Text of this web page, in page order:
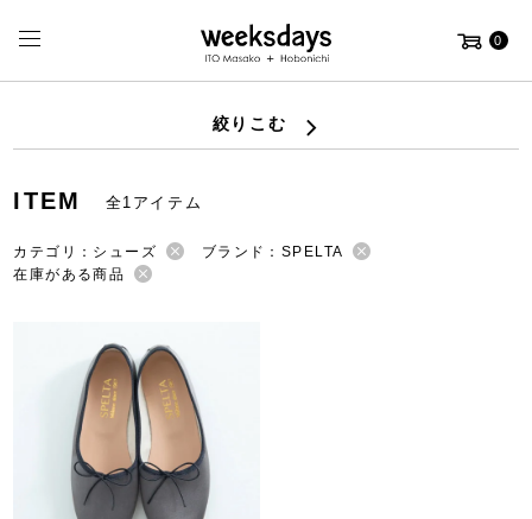
0
絞りこむ
ITEM 全1アイテム
カテゴリ：シューズ
ブランド：SPELTA
在庫がある商品